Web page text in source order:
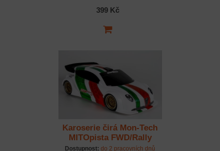
399 Kč
Karoserie čirá Mon-Tech
MITOpista FWD/Rally
Dostupnost: do 2 pracovních dnů